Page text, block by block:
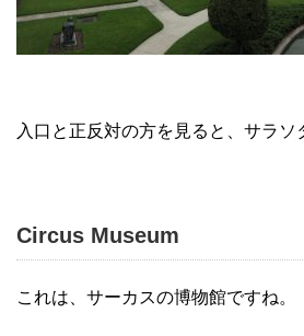
入口と正反対の方を見ると、サラソ
Circus Museum
これは、サーカスの博物館ですね。